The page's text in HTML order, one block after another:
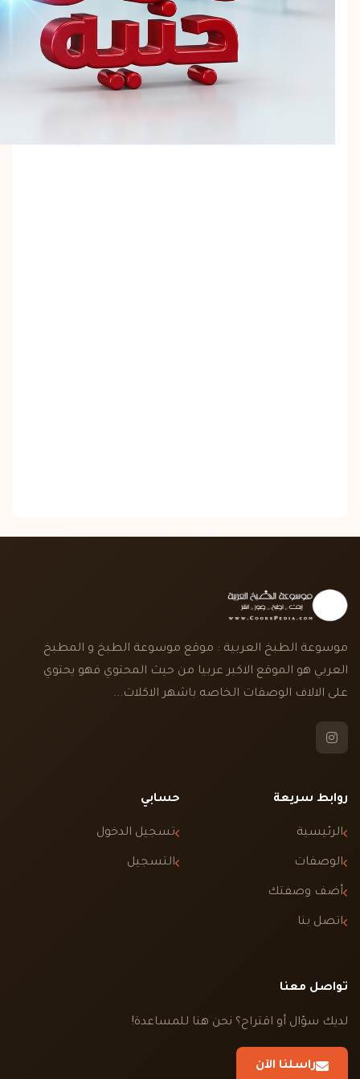
موسوعة الطبخ العربية : موقع موسوعة الطبخ و المطبخ
العربي هو الموقع الاكبر عربيا من حيث المحتوي فهو يحتوي
على الالاف الوصفات الخاصه باشهر الاكلات...
روابط سريعة
الرئيسية
الوصفات
أضف وصفتك
اتصل بنا
حسابي
تسجيل الدخول
التسجيل
تواصل معنا
لديك سؤال أو اقتراح؟ نحن هنا للمساعدة!
راسلنا الآن